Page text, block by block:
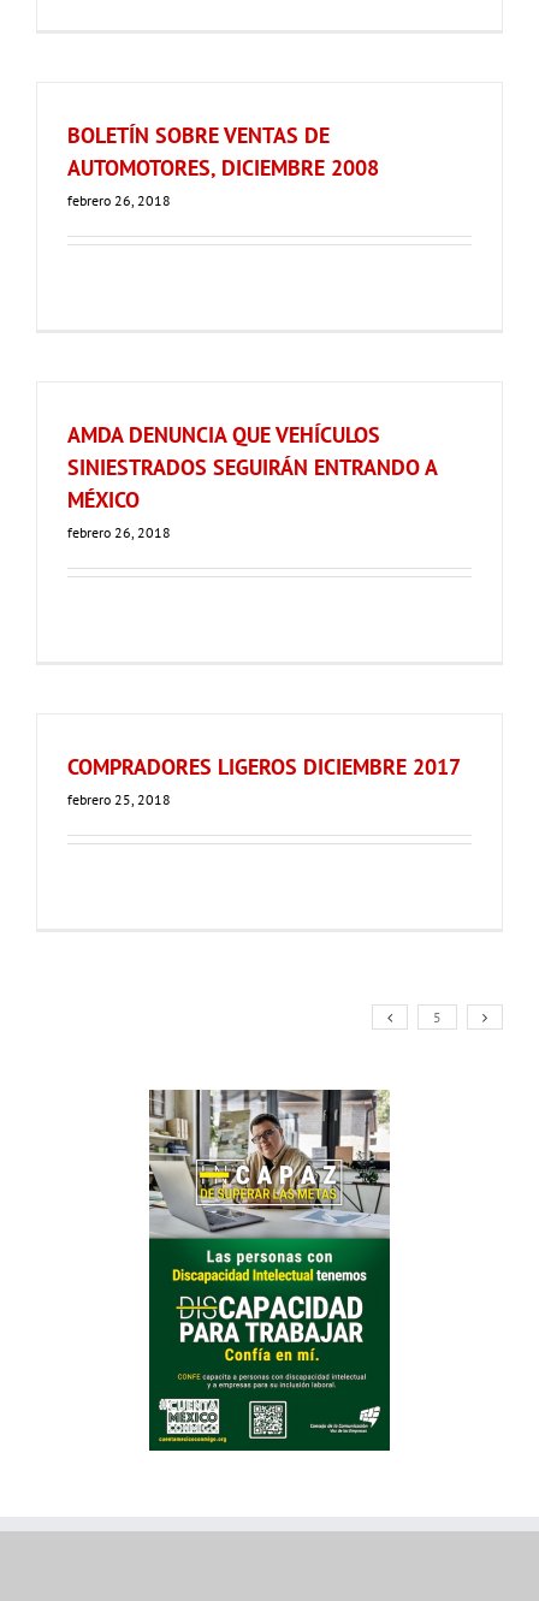
BOLETÍN SOBRE VENTAS DE
AUTOMOTORES, DICIEMBRE 2008
febrero 26, 2018
AMDA DENUNCIA QUE VEHÍCULOS
SINIESTRADOS SEGUIRÁN ENTRANDO A
MÉXICO
febrero 26, 2018
COMPRADORES LIGEROS DICIEMBRE 2017
febrero 25, 2018
5